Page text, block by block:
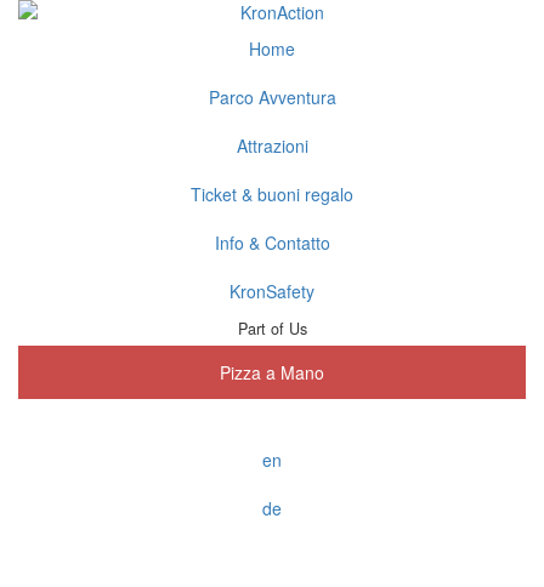
Home
Parco Avventura
Attrazioni
Ticket & buoni regalo
Info & Contatto
KronSafety
Part of Us
Pizza a Mano
en
de